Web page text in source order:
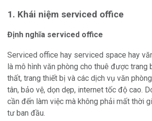
1. Khái niệm serviced office
Định nghĩa serviced office
Serviced office hay serviced space hay
là mô hình văn phòng cho thuê được trang
thất, trang thiết bị và các dịch vụ văn
tân, bảo vệ, dọn dẹp, internet tốc độ cao.
cần đến làm việc mà không phải mất thời
tư ban đầu.